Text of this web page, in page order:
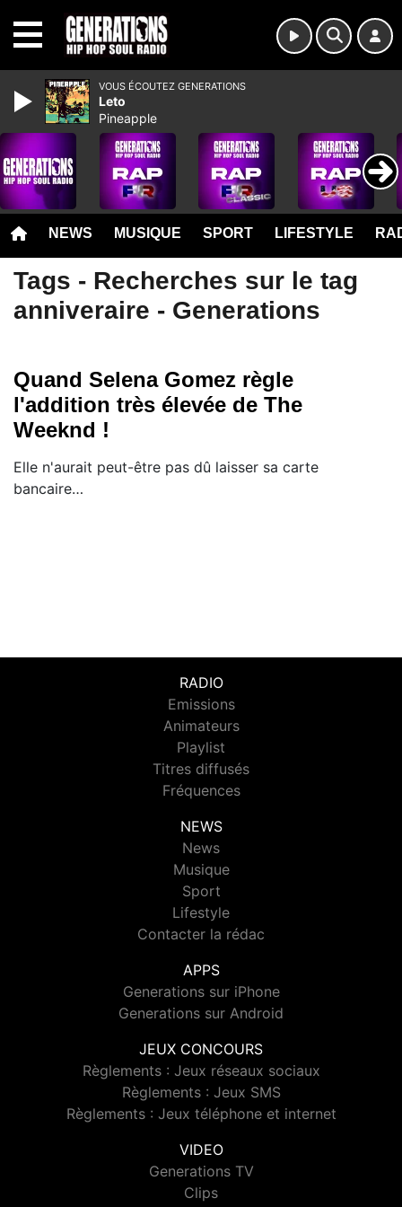
NEWS MUSIQUE SPORT LIFESTYLE
Tags - Recherches sur le tag
anniveraire - Generations
Quand Selena Gomez règle
l'addition très élevée de The
Weeknd !
Elle n'aurait peut-être pas dû laisser sa carte
bancaire…
RADIO
Emissions
Animateurs
Playlist
Titres diffusés
Fréquences
NEWS
News
Musique
Sport
Lifestyle
Contacter la rédac
APPS
Generations sur iPhone
Generations sur Android
JEUX CONCOURS
Règlements : Jeux réseaux sociaux
Règlements : Jeux SMS
Règlements : Jeux téléphone et internet
VIDEO
Generations TV
Clips
VOUS ÉCOUTEZ GENERATIONS
Leto
Pineapple